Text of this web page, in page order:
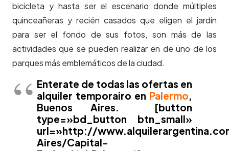
bicicleta y hasta ser el escenario donde múltiples
quinceañeras y recién casados que eligen el jardín
para ser el fondo de sus fotos, son más de las
actividades que se pueden realizar en de uno de los
parques más emblemáticos de la ciudad.
Enterate de todas las ofertas en
alquiler temporairo en Palermo,
Buenos Aires. [button
type=»bd_button btn_small»
url=»http://
Aires/Capital-